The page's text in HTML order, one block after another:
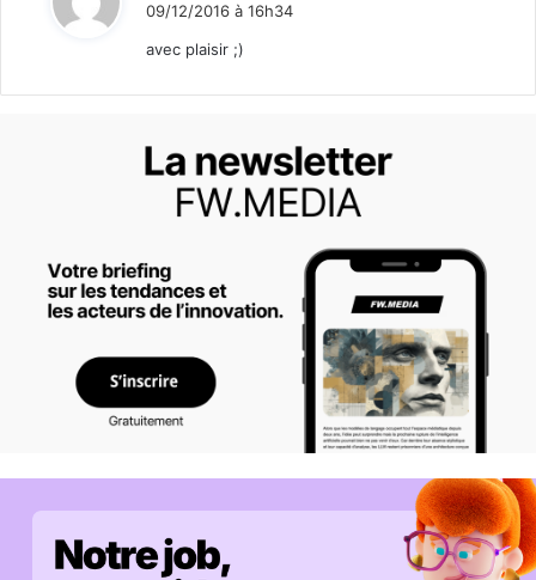
09/12/2016 à 16h34
avec plaisir ;)